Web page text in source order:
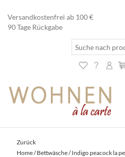
Versandkostenfrei ab 100 €
90 Tage Rückgabe
Zurück
Home/Bettwäsche/ Indigo peacock la